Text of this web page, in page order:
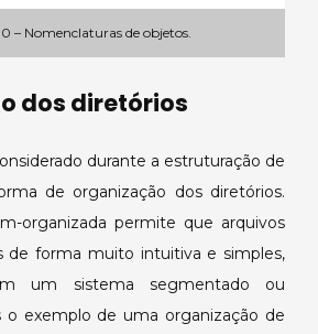
– Nomenclaturas de objetos.
dos diretórios
durante a estruturação de
de organização dos diretórios.
organizada permite que arquivos
de forma muito intuitiva e simples,
um sistema segmentado ou
o exemplo de uma organização de